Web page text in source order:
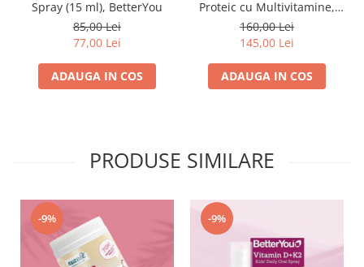
Spray (15 ml), BetterYou
85,00 Lei
77,00 Lei
ADAUGA IN COS
Proteic cu Multivitamine,
Fragi, 225g
160,00 Lei
145,00 Lei
ADAUGA IN COS
PRODUSE SIMILARE
-9% -9%